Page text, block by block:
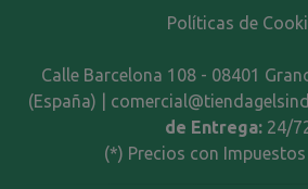
Políticas de
Calle Barcelona 108 - 08401
(España) |
de Entrega: 24/
(*) Precios con